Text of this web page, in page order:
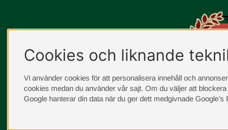
Cookies och liknande
Vi använder cookies för att personalisera innehåll och
cookies medan du använder vår sajt. Om du väljer att
Google hanterar din data när du ger dett medgivnade Google’s